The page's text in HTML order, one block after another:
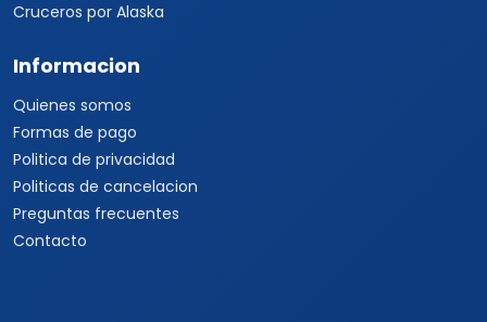
Cruceros por Alaska
Informacion
Quienes somos
Formas de pago
Politica de privacidad
Politicas de cancelacion
Preguntas frecuentes
Contacto